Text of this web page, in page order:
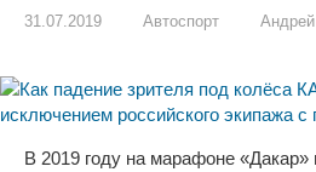
31.07.2019 Автоспорт
Андрей
В 2019 году на марафоне «Дакар»